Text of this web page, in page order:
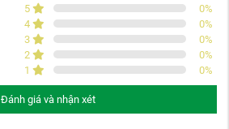
5 0%
4
0%
3
0%
2
0%
1
0%
Đánh giá và nhận xét